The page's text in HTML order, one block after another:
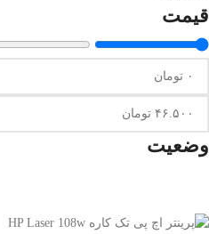
قیمت
وضعیت